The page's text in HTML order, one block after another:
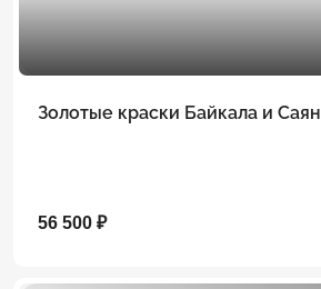
Золотые краски Байкала и Саян
56 500 ₽